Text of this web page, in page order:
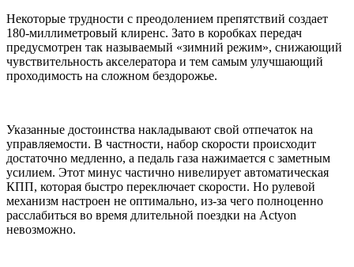
Некоторые трудности с преодолением препятствий создает
180-миллиметровый клиренс. Зато в коробках передач
предусмотрен так называемый «зимний режим», снижающий
чувствительность акселератора и тем самым улучшающий
проходимость на сложном бездорожье.
Указанные достоинства накладывают свой отпечаток на
управляемости. В частности, набор скорости происходит
достаточно медленно, а педаль газа нажимается с заметным
усилием. Этот минус частично нивелирует автоматическая
КПП, которая быстро переключает скорости. Но рулевой
механизм настроен не оптимально, из-за чего полноценно
расслабиться во время длительной поездки на Actyon
невозможно.